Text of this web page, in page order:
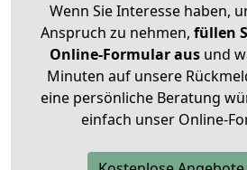
Wenn Sie Interesse haben,
Anspruch zu nehmen, füllen
Online-Formular ausund
Minuten auf unsere
eine persönliche Beratung
einfach unser Online-